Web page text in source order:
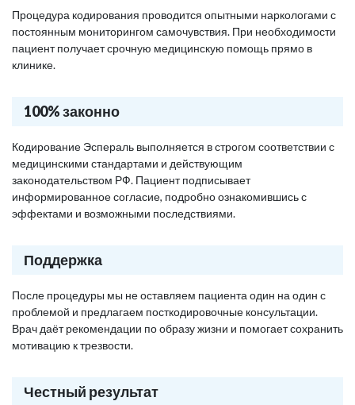
Процедура кодирования проводится опытными наркологами с
постоянным мониторингом самочувствия. При необходимости
пациент получает срочную медицинскую помощь прямо в
клинике.
100% законно
Кодирование Эспераль выполняется в строгом соответствии с
медицинскими стандартами и действующим
законодательством РФ. Пациент подписывает
информированное согласие, подробно ознакомившись с
эффектами и возможными последствиями.
Поддержка
После процедуры мы не оставляем пациента один на один с
проблемой и предлагаем посткодировочные консультации.
Врач даёт рекомендации по образу жизни и помогает сохранить
мотивацию к трезвости.
Честный результат